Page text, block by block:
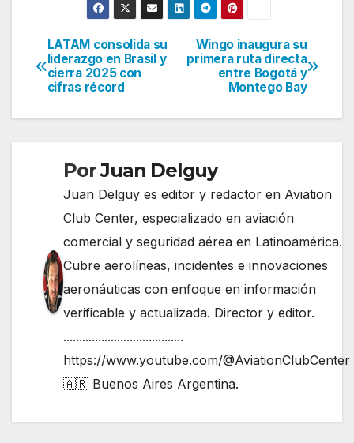
Navegación
de
entradas
Wingo inaugura su
primera ruta directa
entre Bogotá y
Montego Bay
LATAM consolida su
liderazgo en Brasil y
cierra 2025 con
cifras récord
PorJuan Delguy
Juan Delguy es editor y redactor en Aviation
Club Center, especializado en aviación
comercial y seguridad aérea en Latinoamérica.
Cubre aerolíneas, incidentes e innovaciones
aeronáuticas con enfoque en información
verificable y actualizada. Director y editor.
......................................
https://www.youtube.com/@AviationClubCenter
🇦🇷 Buenos Aires Argentina.